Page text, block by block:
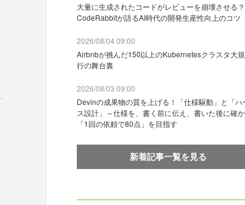
大量に生成されたコードがレビューを崩壊させる？
CodeRabbitが語るAI時代の開発生産性向上のコツ
2026/08/04 09:00
Airbnbが挑んだ150以上のKubernetesクラスタ大
行の舞台裏
2026/08/03 09:00
Devinの成果物の質を上げる！「仕様駆動」と「ハ
ス設計」～仕様を、書く前に伝え、書いた後に確
「1回の依頼で80点」を目指す
新着記事一覧を見る